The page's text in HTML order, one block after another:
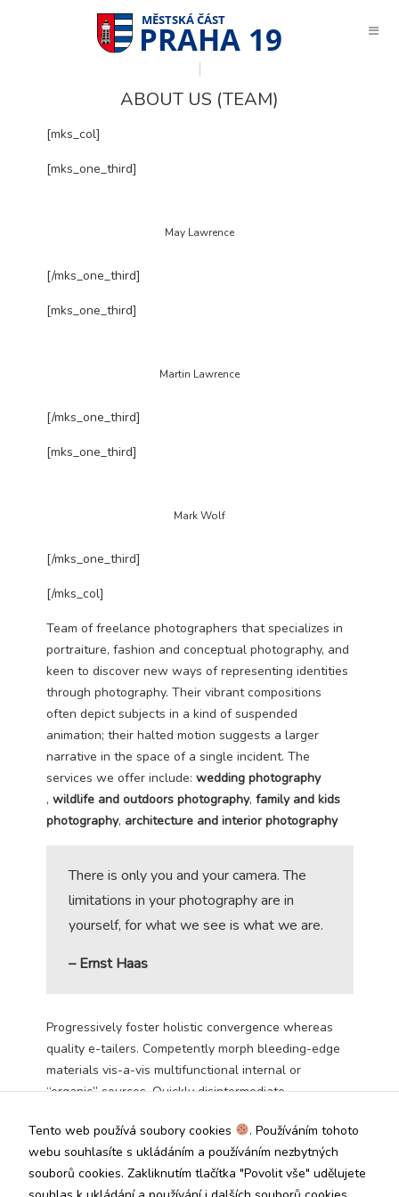
PRAHA 19
ABOUT US (TEAM)
[mks_col]
[mks_one_third]
May Lawrence
[/mks_one_third]
[mks_one_third]
Martin Lawrence
[/mks_one_third]
[mks_one_third]
Mark Wolf
[/mks_one_third]
[/mks_col]
Team of freelance photographers that specializes in
portraiture, fashion and conceptual photography, and
keen to discover new ways of representing identities
through photography. Their vibrant compositions
often depict subjects in a kind of suspended
animation; their halted motion suggests a larger
narrative in the space of a single incident. The
services we offer include: wedding photography
, wildlife and outdoors photography, family and kids
photography, architecture and interior photography
There is only you and your camera. The
limitations in your photography are in
yourself, for what we see is what we are.
– Ernst Haas
Progressively foster holistic convergence whereas
quality e-tailers. Competently morph bleeding-edge
materials vis-a-vis multifunctional internal or
“organic” sources. Quickly disintermediate
Enthusiastically drive fully tested resources and state
of the art ideas. Synergistically procrastinate superior
alignments for user-centric e-services.
Tento web používá soubory cookies
. Používáním tohoto
webu souhlasíte s ukládáním a používáním nezbytných
souborů cookies. Zakliknutím tlačítka "Povolit vše" udělujete
Technické
našem webu. Z
tohoto důvodu
technické
cookies
nemohou být
individuálně
deaktivovány
nebo
Analytické
cookies nám
umožňují
měření výkonu
našeho webu
počet návštěv
a zdroje
návštěv našich
pomocí těchto
cookies
zpracováváme
souhrnně, bez